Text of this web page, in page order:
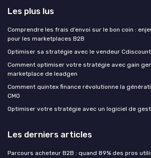
Les plus lus
Comprendre les frais d’envoi sur le bon coin :
pour les marketplaces B2B
Optimiser sa stratégie avec le vendeur Cdiscount
Comment optimiser votre stratégie avec gain
marketplace de leadgen
Comment quintex finance révolutionne la
CMO
Optimiser votre stratégie avec un logiciel de
Les derniers articles
Parcours acheteur B2B : quand 89% des pros